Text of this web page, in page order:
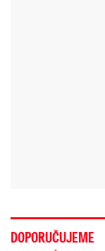
DOPORUČUJEME